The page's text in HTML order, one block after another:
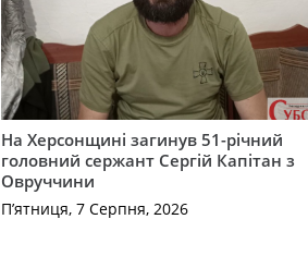
На Херсонщині загинув 51-річний
головний сержант Сергій Капітан з
Овруччини
П’ятниця, 7 Серпня, 2026